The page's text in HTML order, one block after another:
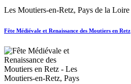
Les Moutiers-en-Retz, Pays de la Loire
Fête Médiévale et Renaissance des Moutiers en Retz